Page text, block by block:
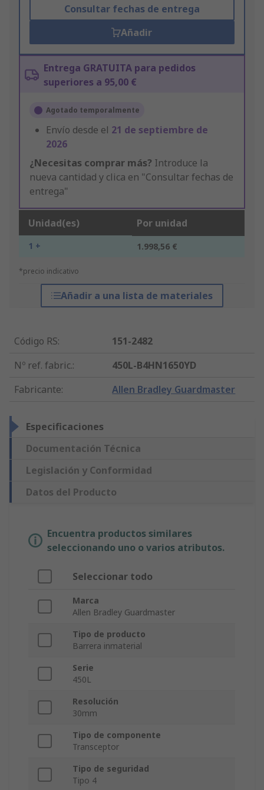
Consultar fechas de entrega
Añadir
Entrega GRATUITA para pedidos
superiores a 95,00 €
Agotado temporalmente
Envío desde el 21 de septiembre de
2026
¿Necesitas comprar más? Introduce la
nueva cantidad y clica en "Consultar fechas de
entrega"
Unidad(es) Por unidad
1 + 1.998,56 €
*precio indicativo
Añadir a una lista de materiales
Código RS:
151-2482
Nº ref. fabric.:
450L-B4HN1650YD
Fabricante: Allen Bradley Guardmaster
Especificaciones
Documentación Técnica
Legislación y Conformidad
Datos del Producto
Encuentra productos similares
seleccionando uno o varios atributos.
Seleccionar todo
Marca
Allen Bradley Guardmaster
Tipo de producto
Barrera inmaterial
Serie
450L
Resolución
30mm
Tipo de componente
Transceptor
Tipo de seguridad
Tipo 4